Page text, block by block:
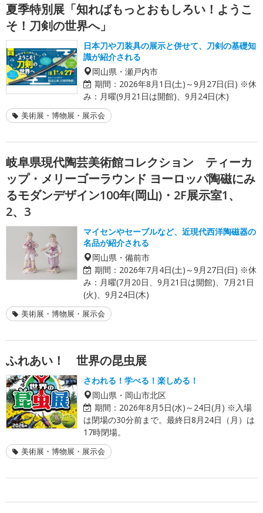
夏季特別展「知ればもっとおもしろい！ようこ
そ！刀剣の世界へ」
日本刀や刀装具の展示と併せて、刀剣の基礎知
識が紹介される
岡山県・瀬戸内市
期間： 2026年8月1日(土)～9月27日(日) ※休
み：月曜(9月21日は開館)、9月24日(木)
美術展・博物展・展示会
岐阜県現代陶芸美術館コレクション ティーカ
ップ・メリーゴーラウンド ヨーロッパ陶磁にみ
るモダンデザイン100年(岡山)・2F展示室1、
2、3
マイセンやセーブルなど、近現代西洋陶磁器の
名品が紹介される
岡山県・備前市
期間： 2026年7月4日(土)～9月27日(日) ※休
み：月曜(7月20日、9月21日は開館)、7月21日
(火)、9月24日(木)
美術展・博物展・展示会
ふれあい！ 世界の昆虫展
さわれる！学べる！楽しめる！
岡山県・岡山市北区
期間： 2026年8月5日(水)～24日(月) ※入場
は閉場の30分前まで。最終日8月24日（月）は
17時閉場。
美術展・博物展・展示会